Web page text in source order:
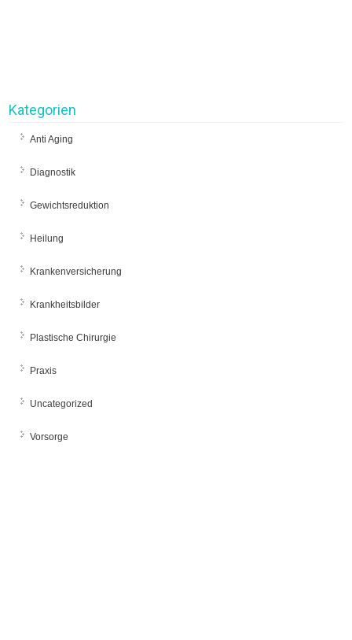
Kategorien
Anti Aging
Diagnostik
Gewichtsreduktion
Heilung
Krankenversicherung
Krankheitsbilder
Plastische Chirurgie
Praxis
Uncategorized
Vorsorge